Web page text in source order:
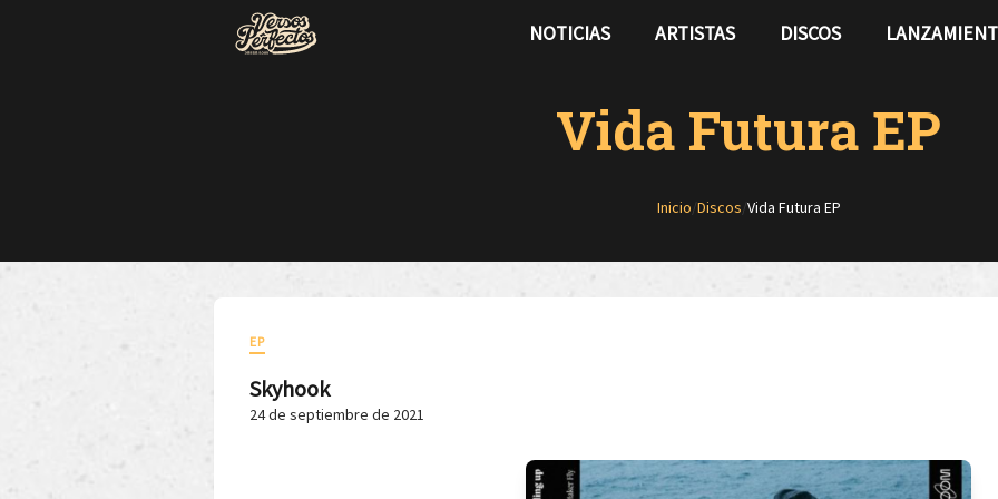
NOTICIAS ARTISTAS DISCOS
Vida Futura EP
Inicio/Discos/Vida Futura EP
EP
Skyhook
24 de septiembre de 2021